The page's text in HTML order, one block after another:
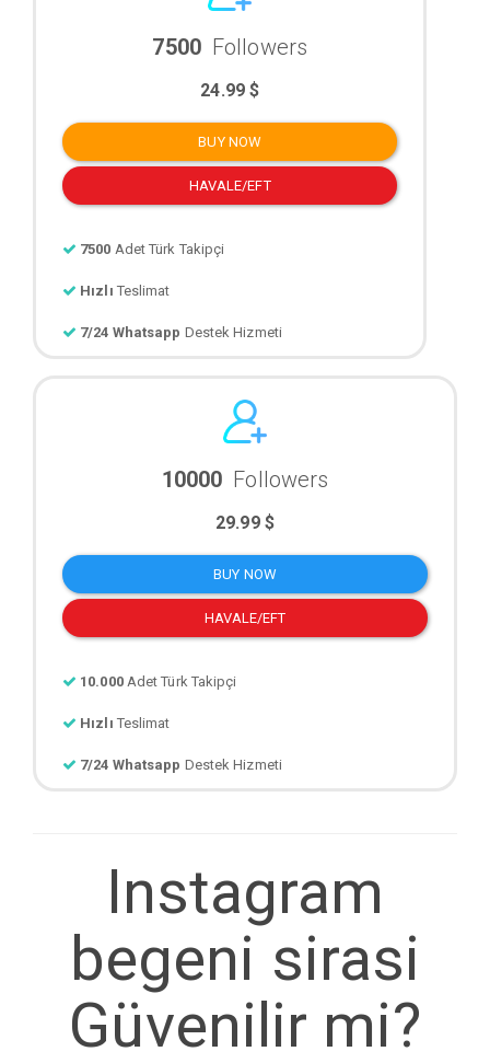
7500 Followers
24.99 $
BUY NOW
HAVALE/EFT
7500 Adet Türk Takipçi
Hızlı Teslimat
7/24 Whatsapp Destek Hizmeti
10000 Followers
29.99 $
BUY NOW
HAVALE/EFT
10.000 Adet Türk Takipçi
Hızlı Teslimat
7/24 Whatsapp Destek Hizmeti
Instagram
begeni sirasi
Güvenilir mi?